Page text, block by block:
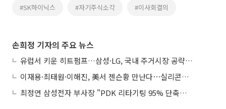
#SK하이닉스 #자기주식소각 #이사회결의
손희정 기자의 주요 뉴스
유럽서 키운 히트펌프…삼성·LG, 국내 주거시장 공략 ‘속도’
이재용·최태원·이해진, 美서 젠슨황 만난다⋯실리콘밸리 집결하는 AI리더
최정연 삼성전자 부사장 "PDK 리타기팅 95% 단축…에이전트 AI 시범 활용"